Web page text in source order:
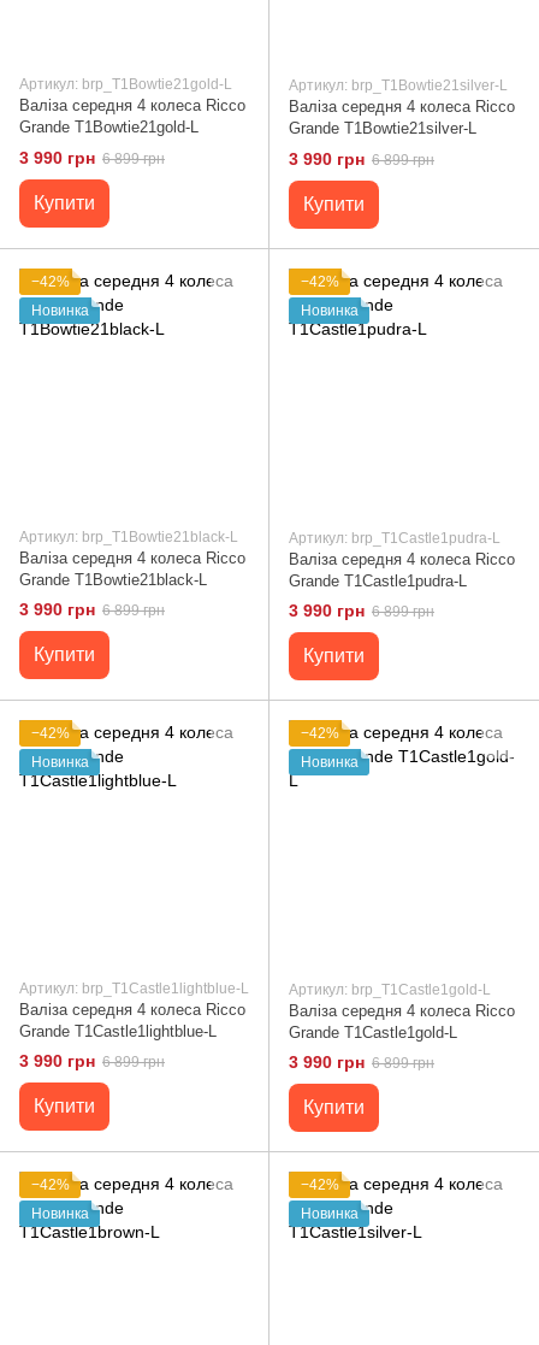
Артикул: brp_T1Bowtie21gold-L
Валіза середня 4 колеса Ricco
Grande T1Bowtie21gold-L
3 990 грн 6 899 грн
Купити
Артикул: brp_T1Bowtie21silver-L
Валіза середня 4 колеса Ricco
Grande T1Bowtie21silver-L
3 990 грн 6 899 грн
Купити
−42%
Новинка
Артикул: brp_T1Bowtie21black-L
Валіза середня 4 колеса Ricco
Grande T1Bowtie21black-L
3 990 грн 6 899 грн
Купити
−42%
Новинка
Артикул: brp_T1Castle1pudra-L
Валіза середня 4 колеса Ricco
Grande T1Castle1pudra-L
3 990 грн 6 899 грн
Купити
−42%
Новинка
Артикул: brp_T1Castle1lightblue-L
Валіза середня 4 колеса Ricco
Grande T1Castle1lightblue-L
3 990 грн 6 899 грн
Купити
−42%
Новинка
Артикул: brp_T1Castle1gold-L
Валіза середня 4 колеса Ricco
Grande T1Castle1gold-L
3 990 грн 6 899 грн
Купити
−42%
Новинка
−42%
Новинка